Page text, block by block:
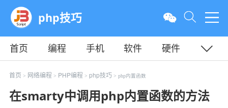
php技巧
首页 编程 手机 软件
硬件
教程
平面 服务器
首页 > 网络编程 > PHP编程 > php技巧 > php内置函数
在smarty中调用php内置函数的方法